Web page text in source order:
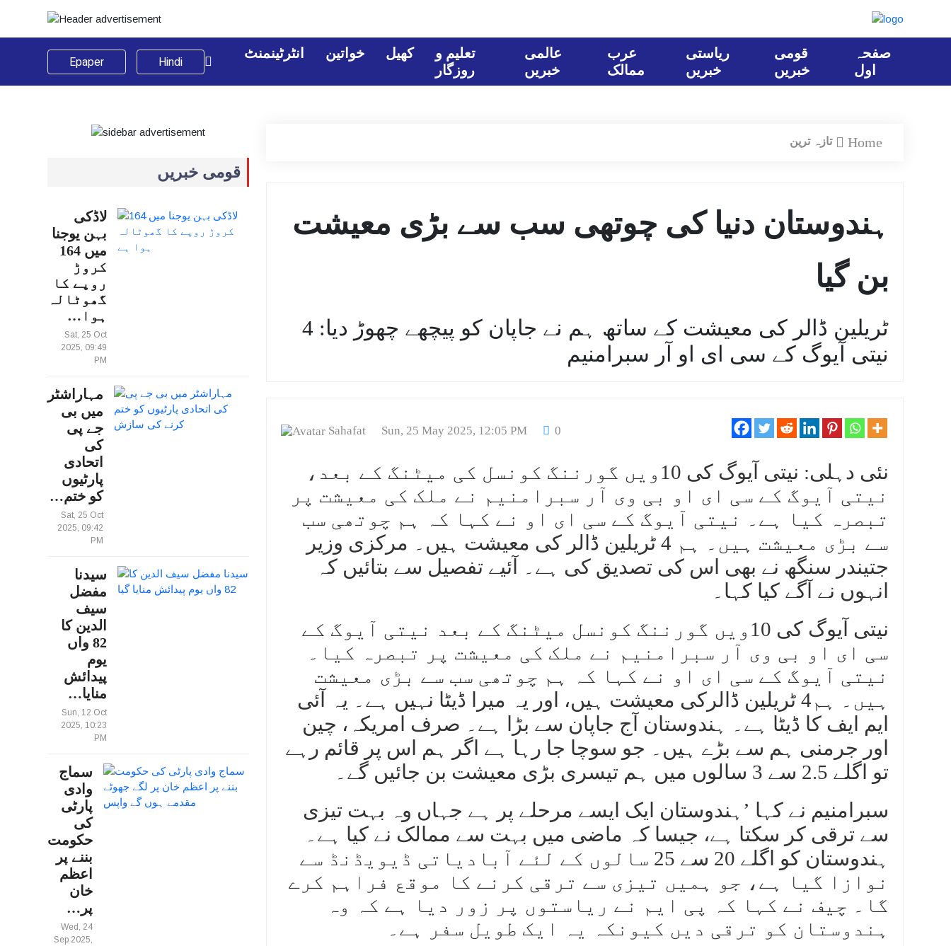
Epaper Hindi
صفحہ
اول
قومی
خبریں
ریاستی
خبریں
عرب
ممالک
عالمی
خبریں
تعلیم و
روزگار
کھیل خواتین انٹرٹینمنٹ
قومی خبریں
لاڈکی
بہن یوجنا
میں 164
کروڑ
روپے کا
گھوٹالہ
ہوا…
Sat, 25 Oct
2025, 09:49
PM
مہاراشٹر
میں بی
جے پی
کی
اتحادی
پارٹیوں
کو ختم…
Sat, 25 Oct
2025, 09:42
PM
سیدنا
مفضل
سیف
الدین کا
82 واں
یوم
پیدائش
منایا…
Sun, 12 Oct
2025, 10:23
PM
سماج
وادی
پارٹی
کی
حکومت
بننے پر
اعظم
خان
پر…
Wed, 24
Sep 2025,
Home تازہ ترین
ہندوستان دنیا کی چوتھی سب سے بڑی معیشت
بن گیا
4 ٹریلین ڈالر کی معیشت کے ساتھ ہم نے جاپان کو پیچھے چھوڑ دیا:
نیتی آیوگ کے سی ای او آر سبرامنیم
Sahafat Sun, 25 May 2025, 12:05 PM 0
نئی دہلی: نیتی آیوگ کی 10ویں گورننگ کونسل کی میٹنگ کے بعد،
نیتی آیوگ کے سی ای او بی وی آر سبرامنیم نے ملک کی معیشت پر
تبصرہ کیا ہے۔ نیتی آیوگ کے سی ای او نے کہا کہ ہم چوتھی سب
سے بڑی معیشت ہیں۔ ہم 4 ٹریلین ڈالر کی معیشت ہیں۔ مرکزی وزیر
جتیندر سنگھ نے بھی اس کی تصدیق کی ہے۔ آئیے تفصیل سے بتائیں کہ
انہوں نے آگے کیا کہا۔
نیتی آیوگ کی 10ویں گورننگ کونسل میٹنگ کے بعد نیتی آیوگ کے
سی ای او بی وی آر سبرامنیم نے ملک کی معیشت پر تبصرہ کیا۔
نیتی آیوگ کے سی ای او نے کہا کہ ہم چوتھی سب سے بڑی معیشت
ہیں۔ ہم4 ٹریلین ڈالرکی معیشت ہیں، اور یہ میرا ڈیٹا نہیں ہے۔ یہ آئی
ایم ایف کا ڈیٹا ہے۔ ہندوستان آج جاپان سے بڑا ہے۔ صرف امریکہ، چین
اور جرمنی ہم سے بڑے ہیں۔ جو سوچا جا رہا ہے اگر ہم اس پر قائم رہے
تو اگلے 2.5 سے 3 سالوں میں ہم تیسری بڑی معیشت بن جائیں گے۔
سبرامنیم نے کہا ’ہندوستان ایک ایسے مرحلے پر ہے جہاں وہ بہت تیزی
سے ترقی کر سکتا ہے، جیسا کہ ماضی میں بہت سے ممالک نے کیا ہے۔
ہندوستان کو اگلے 20 سے 25 سالوں کے لئے آبادیاتی ڈیویڈنڈ سے
نوازا گیا ہے، جو ہمیں تیزی سے ترقی کرنے کا موقع فراہم کرے
گا۔ چیف نے کہا کہ پی ایم نے ریاستوں پر زور دیا ہے کہ وہ
ہندوستان کو ترقی دیں کیونکہ یہ ایک طویل سفر ہے۔